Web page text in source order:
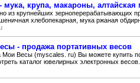
крупа, макароны, алтайская
из крупнейших зерноперерабатывающих
хлебопекарная, мука ржаная
- продажа портативных весов
Мои Весы (myscales. ru) Вы можете купить
каталог ювелирных электронных